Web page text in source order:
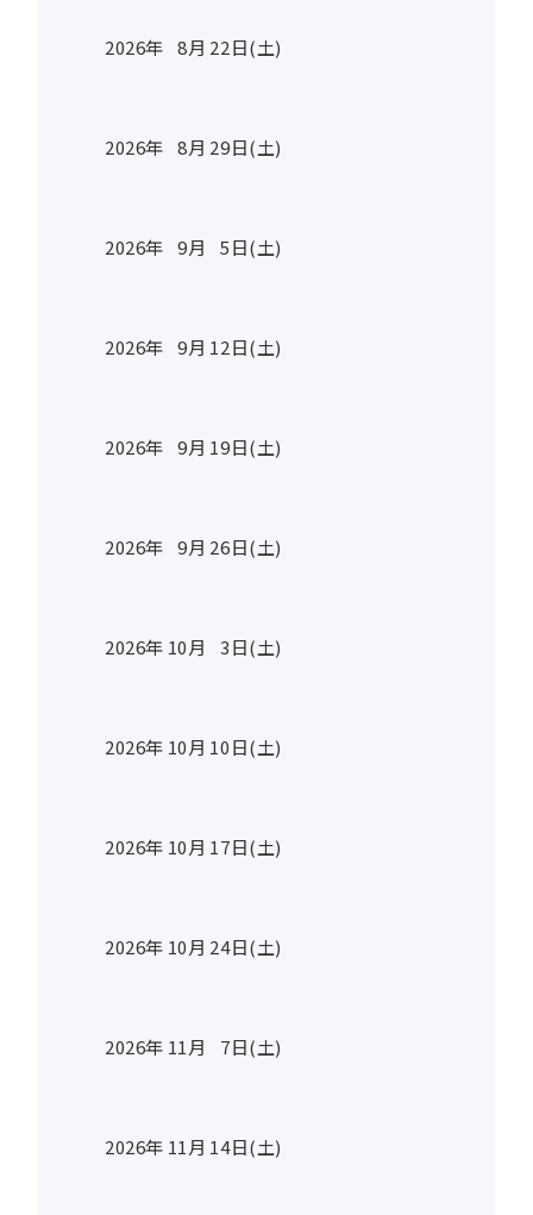
2026年 8月 22日(土)
2026年 8月 29日(土)
2026年 9月 5日(土)
2026年 9月 12日(土)
2026年 9月 19日(土)
2026年 9月 26日(土)
2026年 10月 3日(土)
2026年 10月 10日(土)
2026年 10月 17日(土)
2026年 10月 24日(土)
2026年 11月 7日(土)
2026年 11月 14日(土)